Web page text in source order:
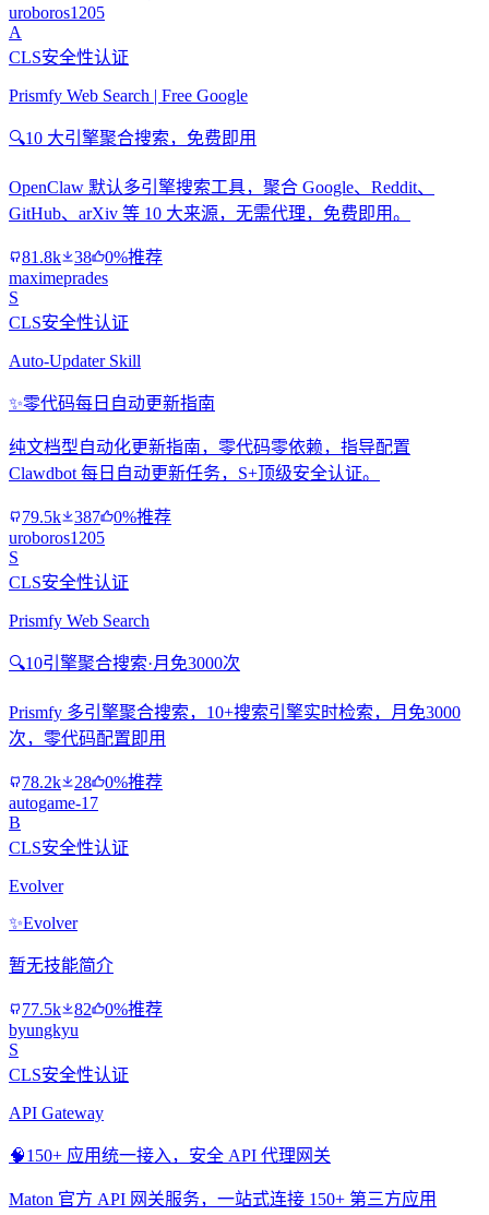
uroboros1205
A
CLS安全性认证
Prismfy Web Search | Free Google
🔍10 大引擎聚合搜索，免费即用
OpenClaw 默认多引擎搜索工具，聚合 Google、Reddit、
GitHub、arXiv 等 10 大来源，无需代理，免费即用。
81.8k 38
0%推荐
maximeprades
S
CLS安全性认证
Auto-Updater Skill
✨零代码每日自动更新指南
纯文档型自动化更新指南，零代码零依赖，指导配置
Clawdbot 每日自动更新任务，S+顶级安全认证。
79.5k 387
0%推荐
uroboros1205
S
CLS安全性认证
Prismfy Web Search
🔍10引擎聚合搜索·月免3000次
Prismfy 多引擎聚合搜索，10+搜索引擎实时检索，月免3000
次，零代码配置即用
78.2k 28
0%推荐
autogame-17
B
CLS安全性认证
Evolver
✨Evolver
暂无技能简介
77.5k 82
0%推荐
byungkyu
S
CLS安全性认证
API Gateway
🧠150+ 应用统一接入，安全 API 代理网关
Maton 官方 API 网关服务，一站式连接 150+ 第三方应用